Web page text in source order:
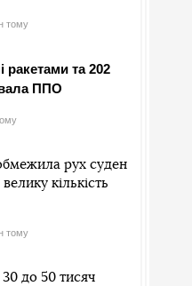
тому
ракетами та 202
ППО
рух суден
кількість
тому
30 до 50 тисяч